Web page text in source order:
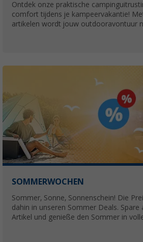
Ontdek onze praktische
comfort tijdens je kampeervakantie!
artikelen wordt jouw outdooravontuur
SOMMERWOCHEN
Sommer, Sonne, Sonnenschein! Die
dahin in unseren Sommer Deals. Spare
Artikel und genieße den Sommer in